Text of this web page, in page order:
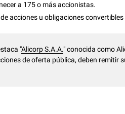
a 175 o más accionistas.
acciones u obligaciones convertibles
"Alicorp S.A.A." conocida como
de oferta pública, deben remitir